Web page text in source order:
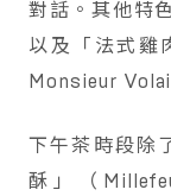
對話。其他特
以及「法式雞
Monsieur
下午茶時段除
酥」（